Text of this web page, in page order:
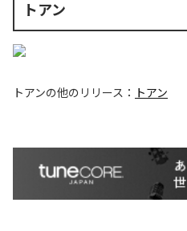
トアン
トアンの他のリリース： トアン